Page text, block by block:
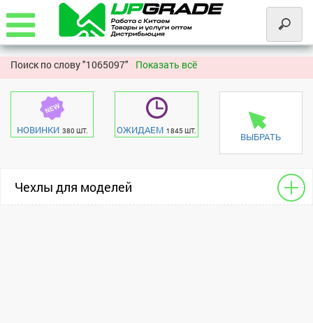
Поиск по слову "1065097" Показать всё
НОВИНКИ 380 ШТ. ОЖИДАЕМ 1845 ШТ. ВЫБРАТЬ
Чехлы для моделей